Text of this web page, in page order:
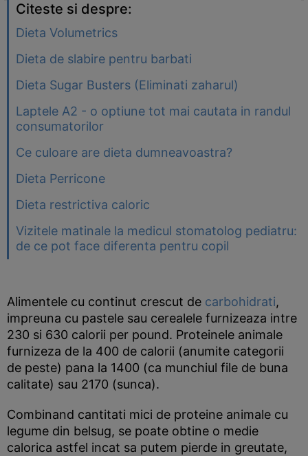
Citeste si despre:
Dieta Volumetrics
Dieta de slabire pentru barbati
Dieta Sugar Busters (Eliminati zaharul)
Laptele A2 - o optiune tot mai cautata in randul
consumatorilor
Ce culoare are dieta dumneavoastra?
Dieta Perricone
Dieta restrictiva caloric
Vizitele matinale la medicul stomatolog pediatru:
de ce pot face diferenta pentru copil
Alimentele cu continut crescut de carbohidrati,
impreuna cu pastele sau cerealele furnizeaza intre
230 si 630 calorii per pound. Proteinele animale
furnizeza de la 400 de calorii (anumite categorii
de peste) pana la 1400 (ca munchiul file de buna
calitate) sau 2170 (sunca).
Combinand cantitati mici de proteine animale cu
legume din belsug, se poate obtine o medie
calorica astfel incat sa putem pierde in greutate,